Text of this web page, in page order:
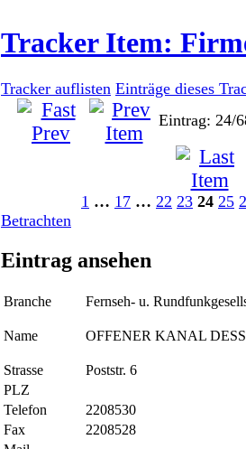
Tracker Item:
Tracker auflisten Einträge dieses
Eintrag: 24/
1 … 17 … 22 23 24 25
Betrachten
Eintrag ansehen
Branche Fernseh- u.
Name OFFENER KANAL
Strasse
Poststr. 6
PLZ
Telefon
2208530
Fax
2208528